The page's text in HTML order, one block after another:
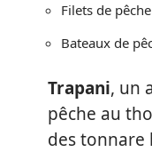
Filets de
Bateaux de
Trapani, un
pêche au
des tonnare